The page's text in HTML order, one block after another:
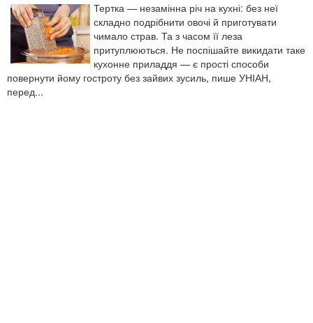
Тертка — незамінна річ на кухні: без неї
складно подрібнити овочі й приготувати
чимало страв. Та з часом її леза
притуплюються. Не поспішайте викидати таке
кухонне приладдя — є прості способи
повернути йому гостроту без зайвих зусиль, пише УНІАН,
перед...